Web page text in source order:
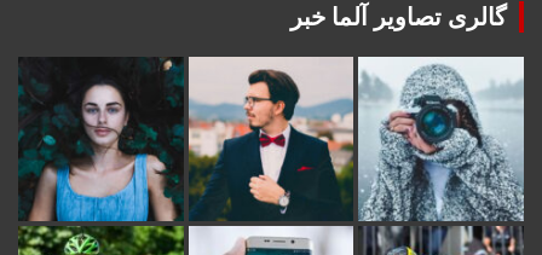
گالری تصاویر آلما خبر